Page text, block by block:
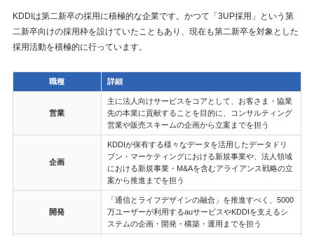
KDDIは第二新卒の採用に積極的な企業です。かつて「3UP採用」という第
二新卒向けの採用枠を設けていたこともあり、現在も第二新卒を対象とした
採用活動を積極的に行っています。
職種 詳細
営業
主に法人向けサービスをコアとして、お客さま・協業
先の本業に貢献することを目的に、コンサルティング
営業や販売スキームの企画から立案までを担う
企画
KDDIが保有する様々なデータを活用したデータドリ
ブン・マーケティングにおける新規事業や、法人領域
における新規事業・M&Aを含むアライアンス戦略の立
案から推進までを担う
開発
「通信とライフデザインの融合」を推進すべく、5000
万ユーザーが利用するauサービスやKDDIを支えるシ
ステムの企画・開発・構築・運用までを担う